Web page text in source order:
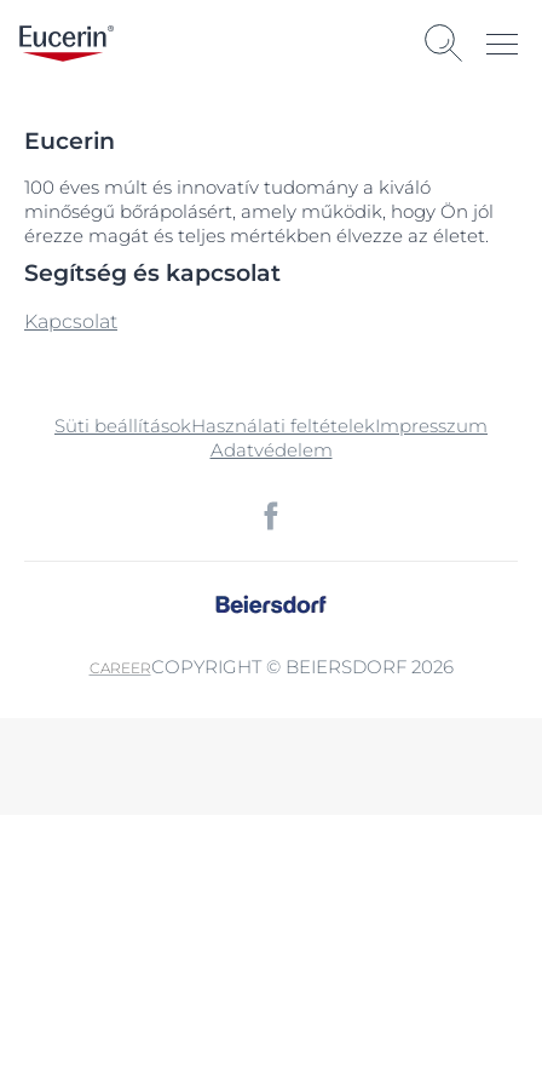
Eucerin
100 éves múlt és innovatív tudomány a kiváló
minőségű bőrápolásért, amely működik, hogy Ön jól
érezze magát és teljes mértékben élvezze az életet.
Segítség és kapcsolat
Kapcsolat
Süti beállításokHasználati feltételekImpresszum
Adatvédelem
CAREERCOPYRIGHT © BEIERSDORF 2026